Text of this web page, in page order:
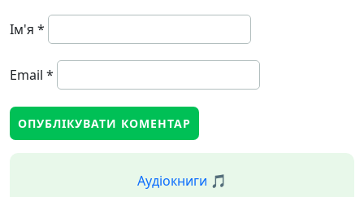
Ім'я *
Email *
Аудіокниги 🎵